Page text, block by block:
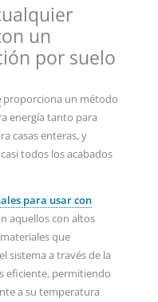
un
por suelo
proporciona un método
energía tanto para
casas enteras, y
todos los acabados
para usar con
aquellos con altos
que
sistema a través de la
eficiente, permitiendo
a su temperatura